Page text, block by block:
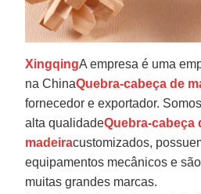
XingqingA empresa é uma
na ChinaQuebra-cabeça de
fornecedor e exportador.
alta qualidadeQuebra-cabeça
madeiracustomizados,
equipamentos mecânicos e
muitas grandes marcas.